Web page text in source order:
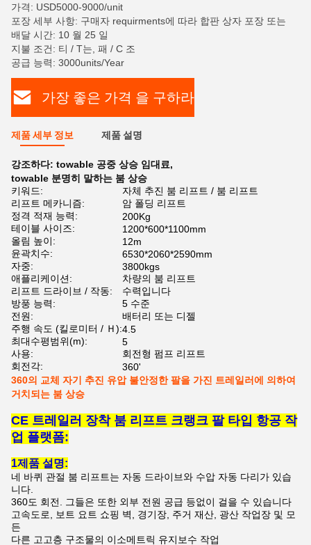
가격: USD5000-9000/unit
포장 세부 사항: 구매자 requirments에 따라 합판 상자 포장 또는
배달 시간: 10 월 25 일
지불 조건: 티 / T는, 패 / C 조
공급 능력: 3000units/Year
가장 좋은 가격 을 구하라
제품 세부 정보 제품 설명
강조하다: towable 공중 상승 임대료,
towable 분명히 말하는 붐 상승
키워드:
자체 추진 붐 리프트 / 붐 리프트
리프트 메카니즘:
암 폴딩 리프트
정격 적재 능력:
200Kg
테이블 사이즈:
1200*600*1100mm
올림 높이:
12m
윤곽치수:
6530*2060*2590mm
자중:
3800kgs
애플리케이션:
차량의 붐 리프트
리프트 드라이브 / 작동:
수력입니다
방풍 능력:
5 수준
전원:
배터리 또는 디젤
주행 속도 (킬로미터 / Ｈ):4.5
최대수평범위(m):
5
사용:
회전형 펌프 리프트
회전각:
360'
360의 교체 자기 추진 유압 불안정한 팔을 가진 트레일러에 의하여
거치되는 붐 상승
CE 트레일러 장착 붐 리프트 크랭크 팔 타입 항공 작
업 플랫폼:
1제품 설명:
네 바퀴 관절 붐 리프트는 자동 드라이브와 수압 자동 다리가 있습
니다.
360도 회전. 그들은 또한 외부 전원 공급 등없이 걸을 수 있습니다
고속도로, 보트 요트 쇼핑 벽, 경기장, 주거 재산, 광산 작업장 및 모
든
다른 고고층 구조물의 이소메트릭 유지보수 작업